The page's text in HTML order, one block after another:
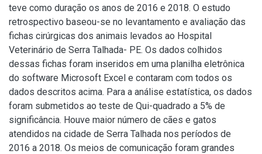
teve como duração os anos de 2016 e 2018. O estudo
retrospectivo baseou-se no levantamento e avaliação das
fichas cirúrgicas dos animais levados ao Hospital
Veterinário de Serra Talhada- PE. Os dados colhidos
dessas fichas foram inseridos em uma planilha eletrônica
do software Microsoft Excel e contaram com todos os
dados descritos acima. Para a análise estatística, os dados
foram submetidos ao teste de Qui-quadrado a 5% de
significância. Houve maior número de cães e gatos
atendidos na cidade de Serra Talhada nos períodos de
2016 a 2018. Os meios de comunicação foram grandes